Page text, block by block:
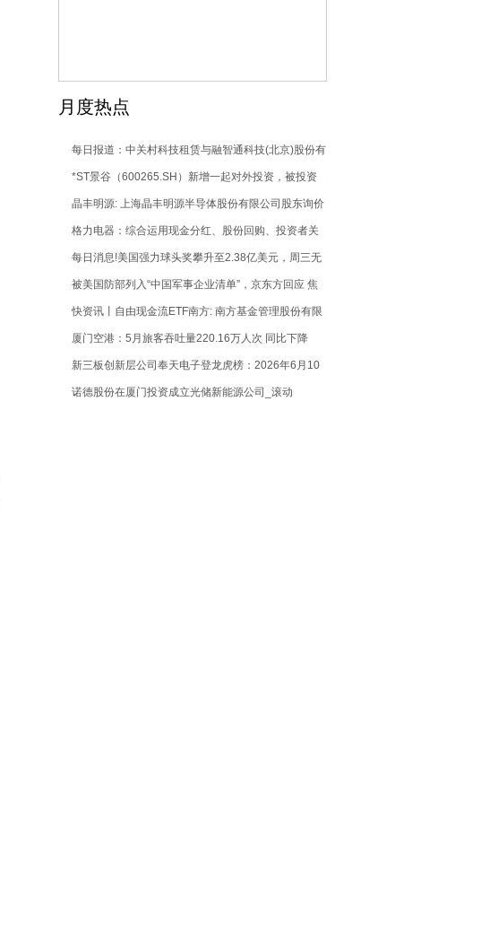
月度热点
每日报道：中关村科技租赁与融智通科技(北京)股份有
限公司订立融资租赁协议
*ST景谷（600265.SH）新增一起对外投资，被投资
公司为大福朗曜（北京）科技发展有限公司
晶丰明源: 上海晶丰明源半导体股份有限公司股东询价
转让计划书|今亮点
格力电器：综合运用现金分红、股份回购、投资者关
系管理等方式促进股价反映公司投资价值 短讯
每日消息!美国强力球头奖攀升至2.38亿美元，周三无
人中得头奖
被美国防部列入“中国军事企业清单”，京东方回应 焦
点资讯
快资讯丨自由现金流ETF南方: 南方基金管理股份有限
公司关于旗下基金投资关联方承销可转换公司债券的
关联交易公告
厦门空港：5月旅客吞吐量220.16万人次 同比下降
11.06% 今日精选
新三板创新层公司奉天电子登龙虎榜：2026年6月10
日至2026年6月11日涨跌幅累计达到-67.87%-今日聚
诺德股份在厦门投资成立光储新能源公司_滚动